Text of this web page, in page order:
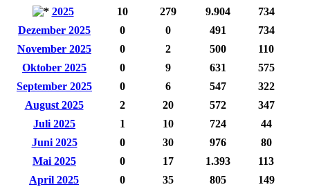
2025
10 279 9.904
734
Dezember 2025
0 0 491
734
November 2025
0 2 500
110
Oktober 2025
0 9 631
575
September 2025
0 6 547
322
August 2025
2 20 572
347
Juli 2025
1 10 724
44
Juni 2025
0 30 976
80
Mai 2025
0 17 1.393
113
April 2025
0 35 805
149